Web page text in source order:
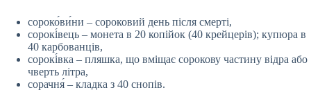
сороко́ви́ни – сороковий день після смерті,
сорокі́вець – монета в 20 копійок (40 крейцерів); купюра в
40 карбованців,
сорокі́вка – пляшка, що вміщає сорокову частину відра або
чверть літра,
сорачня́ – кладка з 40 снопів.